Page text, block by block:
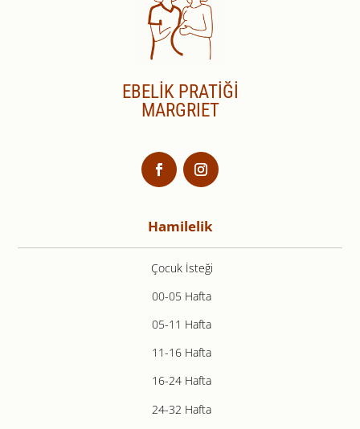
EBELİK PRATİĞİ
MARGRIET
Hamilelik
Çocuk İsteği
00-05 Hafta
05-11 Hafta
11-16 Hafta
16-24 Hafta
24-32 Hafta